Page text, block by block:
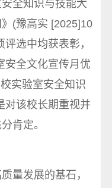
全知识与技能大
(豫高实 [2025]10
选中均获表彰，
安全文化宣传月优
实验室安全知识
对该校长期重视并
肯定。
发展的基石，